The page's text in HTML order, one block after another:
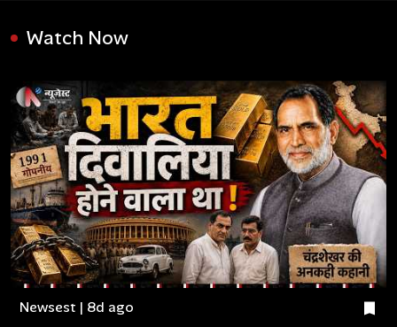
Watch Now
Newsest | 8d ago